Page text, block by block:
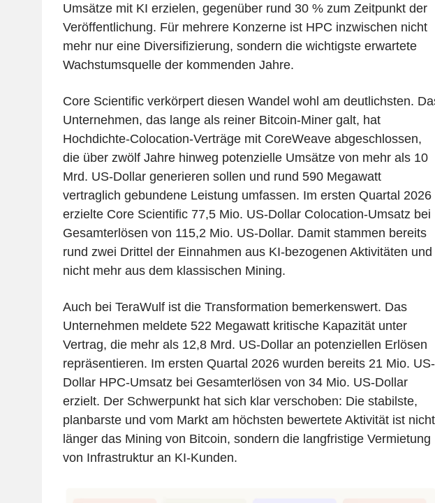
Umsätze mit KI erzielen, gegenüber rund 30 % zum Zeitpunkt der
Veröffentlichung. Für mehrere Konzerne ist HPC inzwischen nicht
mehr nur eine Diversifizierung, sondern die wichtigste erwartete
Wachstumsquelle der kommenden Jahre.
Core Scientific verkörpert diesen Wandel wohl am deutlichsten.
Unternehmen, das lange als reiner Bitcoin-Miner galt, hat
Hochdichte-Colocation-Verträge mit CoreWeave abgeschlossen,
die über zwölf Jahre hinweg potenzielle Umsätze von mehr als 10
Mrd. US-Dollar generieren sollen und rund 590 Megawatt
vertraglich gebundene Leistung umfassen. Im ersten Quartal 2026
erzielte Core Scientific 77,5 Mio. US-Dollar Colocation-Umsatz bei
Gesamterlösen von 115,2 Mio. US-Dollar. Damit stammen bereits
rund zwei Drittel der Einnahmen aus KI-bezogenen Aktivitäten und
nicht mehr aus dem klassischen Mining.
Auch bei TeraWulf ist die Transformation bemerkenswert. Das
Unternehmen meldete 522 Megawatt kritische Kapazität unter
Vertrag, die mehr als 12,8 Mrd. US-Dollar an potenziellen Erlösen
repräsentieren. Im ersten Quartal 2026 wurden bereits 21 Mio. US-
Dollar HPC-Umsatz bei Gesamterlösen von 34 Mio. US-Dollar
erzielt. Der Schwerpunkt hat sich klar verschoben: Die stabilste,
planbarste und vom Markt am höchsten bewertete Aktivität ist nicht
länger das Mining von Bitcoin, sondern die langfristige Vermietung
von Infrastruktur an KI-Kunden.